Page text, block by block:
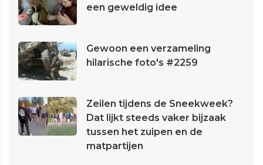
een geweldig idee
Gewoon een verzameling
hilarische foto's #2259
Zeilen tijdens de Sneekweek?
Dat lijkt steeds vaker bijzaak
tussen het zuipen en de
matpartijen